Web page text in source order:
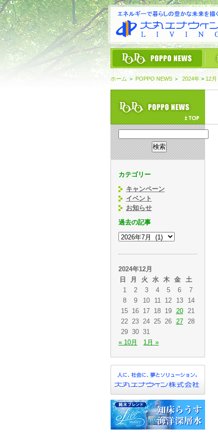
ホーム ＞ POPPO NEWS ＞ 2024年 > 12月
カテゴリー
キャンペーン
イベント
お知らせ
過去の記事
2024年12月
日
月 火 水 木 金
土
1
2 3 4 5 6
7
8
9 10 11 12 13
14
15 16 17 18 19 20
21
22 23 24 25 26 27
28
29 30 31
« 10月
1月 »